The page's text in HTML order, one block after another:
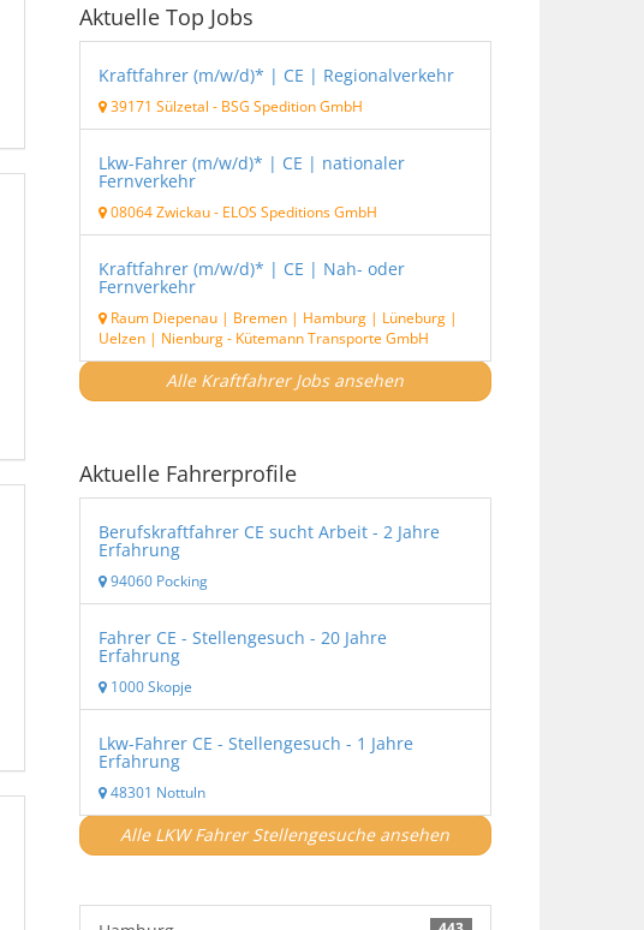
Aktuelle Top Jobs
Kraftfahrer (m/w/d)* | CE | Regionalverkehr
39171 Sülzetal - BSG Spedition GmbH
Lkw-Fahrer (m/w/d)* | CE | nationaler
Fernverkehr
08064 Zwickau - ELOS Speditions GmbH
Kraftfahrer (m/w/d)* | CE | Nah- oder
Fernverkehr
Raum Diepenau | Bremen | Hamburg | Lüneburg |
Uelzen | Nienburg - Kütemann Transporte GmbH
Alle Kraftfahrer Jobs ansehen
Aktuelle Fahrerprofile
Berufskraftfahrer CE sucht Arbeit - 2 Jahre
Erfahrung
94060 Pocking
Fahrer CE - Stellengesuch - 20 Jahre
Erfahrung
1000 Skopje
Lkw-Fahrer CE - Stellengesuch - 1 Jahre
Erfahrung
48301 Nottuln
Alle LKW Fahrer Stellengesuche ansehen